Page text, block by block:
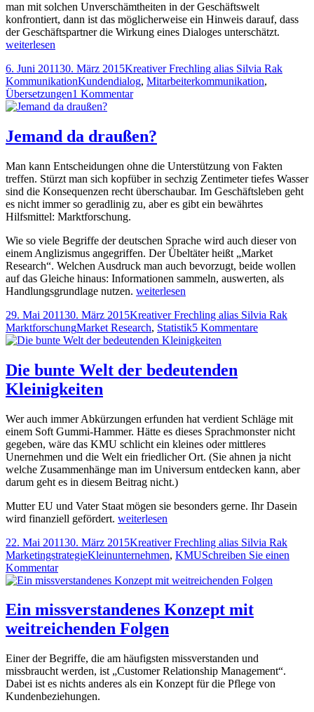
man mit solchen Unverschämtheiten in der Geschäftswelt
konfrontiert, dann ist das möglicherweise ein Hinweis darauf, dass
der Geschäftspartner die Wirkung eines Dialoges unterschätzt.
weiterlesen
Veröffentlicht
am
6. Juni 201130. März 2015Autor
Kreativer Frechling alias Silvia Rak
KommunikationTags
Kundendialog, Mitarbeiterkommunikation,
Übersetzungen1 Kommentarzu
Kette
zerbricht,
ein
Monolog
Jemand da draußen?
Man kann Entscheidungen ohne die Unterstützung von Fakten
treffen. Stürzt man sich kopfüber in sechzig Zentimeter tiefes Wasser
sind die Konsequenzen recht überschaubar. Im Geschäftsleben geht
es nicht immer so geradlinig zu, aber es gibt ein bewährtes
Hilfsmittel: Marktforschung.
Wie so viele Begriffe der deutschen Sprache wird auch dieser von
einem Anglizismus angegriffen. Der Übeltäter heißt „Market
Research“. Welchen Ausdruck man auch bevorzugt, beide wollen
auf das Gleiche hinaus: Informationen sammeln, auswerten, als
Handlungsgrundlage nutzen. Jemand
draußen?
weiterlesen
Veröffentlicht
am
29. Mai 201130. März 2015Autor
Kreativer Frechling alias Silvia Rak
MarktforschungTags
Market Research, Statistik5 Kommentarezu
Die bunte Welt der bedeutenden
Kleinigkeiten
Wer auch immer Abkürzungen erfunden hat verdient Schläge mit
einem Soft Gummi-Hammer. Hätte es dieses Sprachmonster nicht
gegeben, wäre das KMU schlicht ein kleines oder mittleres
Unernehmen und die Welt ein friedlicher Ort. (Sie ahnen ja nicht
welche Zusammenhänge man im Universum entdecken kann, aber
darum geht es in diesem Beitrag nicht.)
Mutter EU und Vater Staat mögen sie besonders gerne. Ihr Dasein
wird finanziell gefördert. Die
Welt
der
Kleinigkeiten
weiterlesen
Veröffentlicht
am
22. Mai 201130. März 2015Autor
Kreativer Frechling alias Silvia Rak
MarketingstrategieTags
Kleinunternehmen, KMUSchreiben Sie einen
Kommentarzu
Die
Welt
der
bedeutenden
Ein missverstandenes Konzept mit
weitreichenden Folgen
Einer der Begriffe, die am häufigsten missverstanden und
missbraucht werden, ist „Customer Relationship Management“.
Dabei ist es nichts anderes als ein Konzept für die Pflege von
Kundenbeziehungen.